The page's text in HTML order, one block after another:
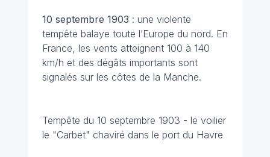
10 septembre 1903 : une violente
tempête balaye toute l’Europe du nord. En
France, les vents atteignent 100 à 140
km/h et des dégâts importants sont
signalés sur les côtes de la Manche.
Tempête du 10 septembre 1903 - le voilier
le "Carbet" chaviré dans le port du Havre